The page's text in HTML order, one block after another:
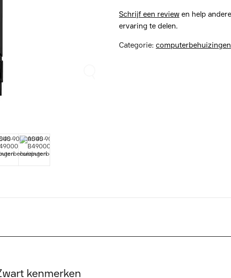
Schrijf een review en help
ervaring te delen.
Categorie: computerbehuizingen
kenmerken